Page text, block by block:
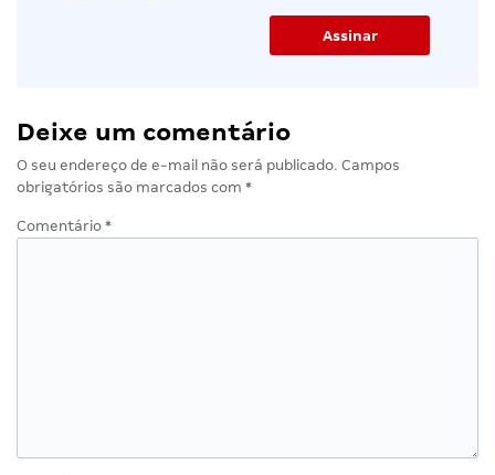
Deixe um comentário
O seu endereço de e-mail não será publicado. Campos
obrigatórios são marcados com *
Comentário *